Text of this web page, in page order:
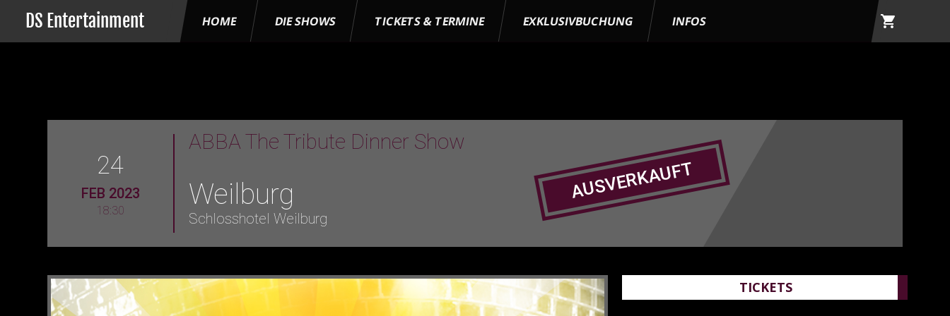
DS Entertainment HOME DIE SHOWS TICKETS & TERMINE EXKLUSIVBUCHUNG INFOS shopping_cart
24
FEB 2023
18:30
ABBA The Tribute Dinner Show
Weilburg
Schlosshotel Weilburg
AUSVERKAUFT
TICKETS